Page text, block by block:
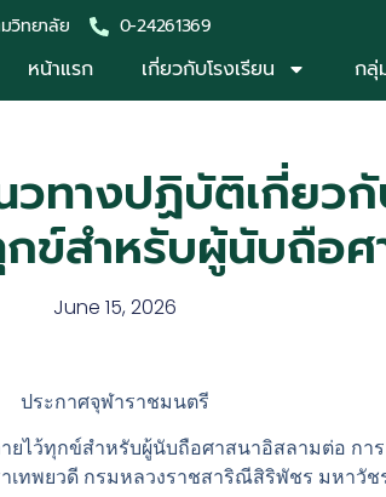
วิทยาลัย 0-24261369
หน้าแรก เกี่ยวกับโรงเรียน กลุ่
วทางปฏิบัติเกี่ยว
กข์สำหรับผู้นับถือ
June 15, 2026
ประกาศจุฬาราชมนตรี
ยไว้ทุกข์สำหรับผู้นับถือศาสนาอิสลามต่อ กา
เทพยวดี กรมหลวงราชสาริณีสิริพัชร มหาวั